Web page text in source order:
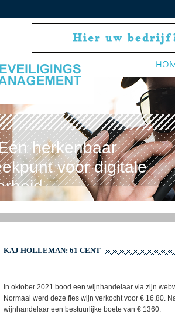
herkenbaar
voor digitale
KAJ HOLLEMAN: 61 CENT
In oktober 2021 bood een wijnhandelaar via zijn
Normaal werd deze fles wijn verkocht voor € 16,80.
wijnhandelaar een bestuurlijke boete van € 1360.